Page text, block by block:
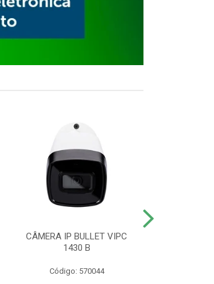
CÂMERA IP BULLET VIPC
1430 B
Código: 570044